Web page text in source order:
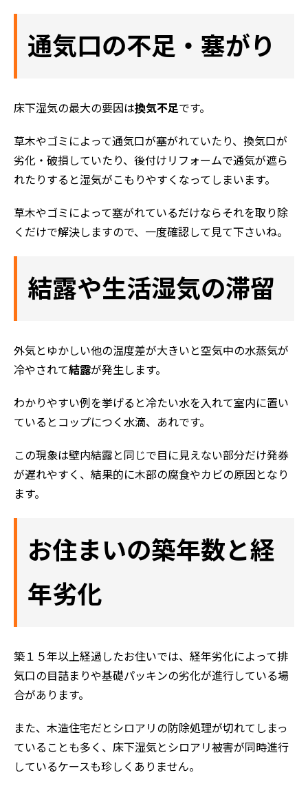
通気口の不足・塞がり
床下湿気の最大の要因は換気不足です。
草木やゴミによって通気口が塞がれていたり、換気口が
劣化・破損していたり、後付けリフォームで通気が遮ら
れたりすると湿気がこもりやすくなってしまいます。
草木やゴミによって塞がれているだけならそれを取り除
くだけで解決しますので、一度確認して見て下さいね。
結露や生活湿気の滞留
外気とゆかしい他の温度差が大きいと空気中の水蒸気が
冷やされて結露が発生します。
わかりやすい例を挙げると冷たい水を入れて室内に置い
ているとコップにつく水滴、あれです。
この現象は壁内結露と同じで目に見えない部分だけ発券
が遅れやすく、結果的に木部の腐食やカビの原因となり
ます。
お住まいの築年数と経
年劣化
築１５年以上経過したお住いでは、経年劣化によって排
気口の目詰まりや基礎パッキンの劣化が進行している場
合があります。
また、木造住宅だとシロアリの防除処理が切れてしまっ
ていることも多く、床下湿気とシロアリ被害が同時進行
しているケースも珍しくありません。